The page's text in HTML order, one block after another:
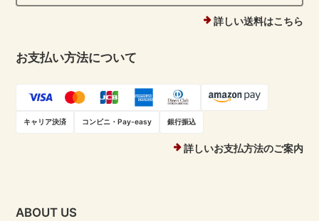
詳しい送料はこちら
お支払い方法について
キャリア決済 コンビニ・Pay-easy 銀行振込
詳しいお支払方法のご案内
ABOUT US